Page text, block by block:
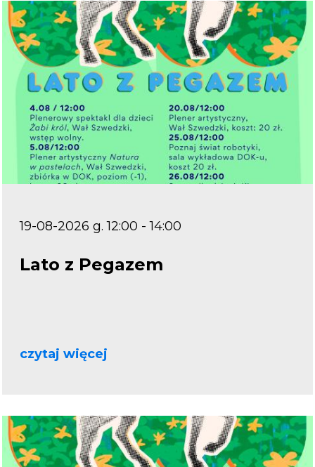
19-08-2026 g. 12:00 - 14:00
Lato z Pegazem
czytaj więcej